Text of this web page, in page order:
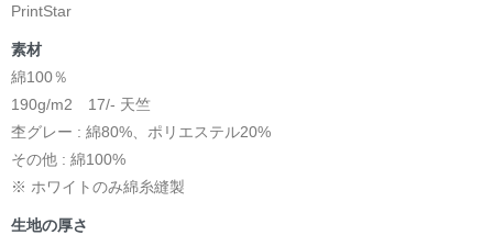
PrintStar
素材
綿100％
190g/m2 17/- 天竺
杢グレー : 綿80%、ポリエステル20%
その他 : 綿100%
※ ホワイトのみ綿糸縫製
生地の厚さ